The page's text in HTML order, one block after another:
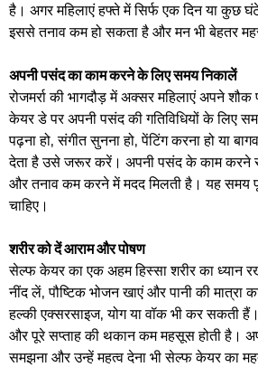
है। अगर महिलाएं हफ्ते में सिर्फ एक दिन या कुछ
इससे तनाव कम हो सकता है और मन भी बेहतर
अपनी पसंद का काम करने के लिए समय निकालें
रोजमर्रा की भागदौड़ में अक्सर महिलाएं अपने
केयर डे पर अपनी पसंद की गतिविधियों के लिए
पढ़ना हो, संगीत सुनना हो, पेंटिंग करना हो या
देता है उसे जरूर करें। अपनी पसंद के काम करने
और तनाव कम करने में मदद मिलती है। यह समय
चाहिए।
शरीर को दें आराम और पोषण
सेल्फ केयर का एक अहम हिस्सा शरीर का ध्यान
नींद लें, पौष्टिक भोजन खाएं और पानी की मात्रा
हल्की एक्सरसाइज, योग या वॉक भी कर सकती
और पूरे सप्ताह की थकान कम महसूस होती है।
समझना और उन्हें महत्व देना भी सेल्फ केयर का